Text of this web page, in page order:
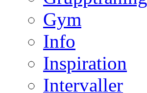
Gym
Info
Inspiration
Intervaller